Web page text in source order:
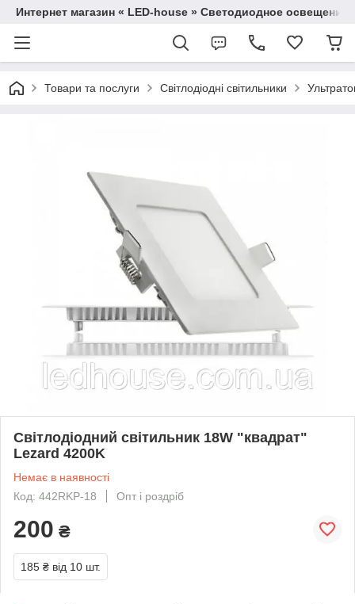
Интернет магазин « LED-house » Светодиодное освещение
Товари та послуги Світлодіодні світильники
Світлодіодний світильник 18W "квадрат"
Lezard 4200K
Немає в наявності
Код: 442RKP-18
Опт і роздріб
200 ₴
185 ₴ від 10 шт.